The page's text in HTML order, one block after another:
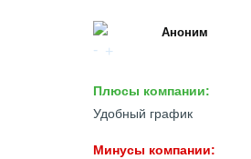
Аноним
Плюсы компании:
Удобный график
Минусы компании: